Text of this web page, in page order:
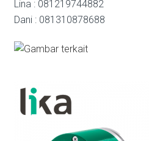
Lina : 081219744882
Dani : 081310878688